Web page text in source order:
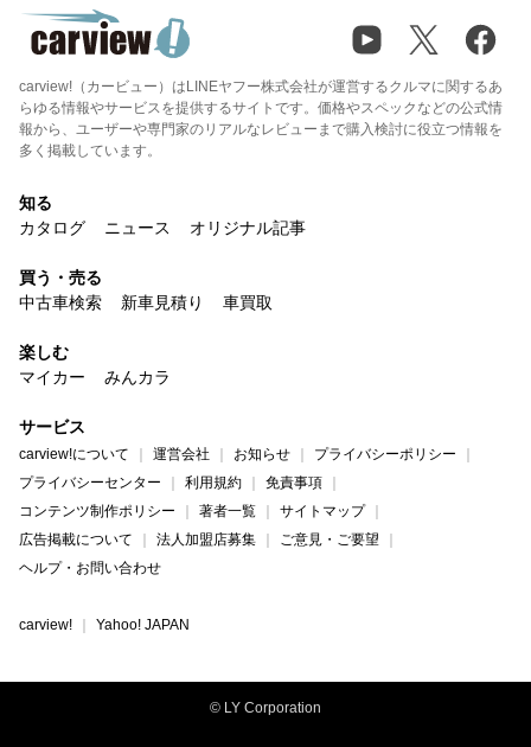
carview!（カービュー）はLINEヤフー株式会社が運営するクルマに関するあ
らゆる情報やサービスを提供するサイトです。価格やスペックなどの公式情
報から、ユーザーや専門家のリアルなレビューまで購入検討に役立つ情報を
多く掲載しています。
知る
カタログ
ニュース オリジナル記事
買う・売る
中古車検索
新車見積り 車買取
楽しむ
マイカー
みんカラ
サービス
carview!について 運営会社 お知らせ
プライバシーポリシー
プライバシーセンター
利用規約
免責事項
コンテンツ制作ポリシー
著者一覧
サイトマップ
広告掲載について
法人加盟店募集
ご意見・ご要望
ヘルプ・お問い合わせ
carview! Yahoo! JAPAN
© LY Corporation